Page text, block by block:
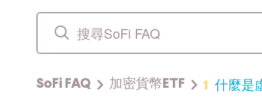
SoFi FAQ 加密貨幣ETF 1 什麼是